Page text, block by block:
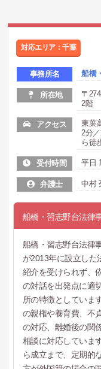
対応エリア：千葉
事務所名 船橋
所在地
〒
2階
アクセス
東葉
2分
ら徒
受付時間 平日
弁護士 中村
船橋・習志野台法律
船橋・習志野台法律
が2013年に設立した
紹介を受けられず、
の対話を出発点に適
所の特徴としていま
の親権や養育費、不
の対応、離婚後の関
相談に対応していま
ら成立まで、定期的